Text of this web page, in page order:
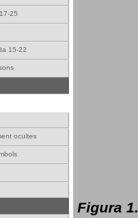
25
15-22
ocultes
Figura 1.